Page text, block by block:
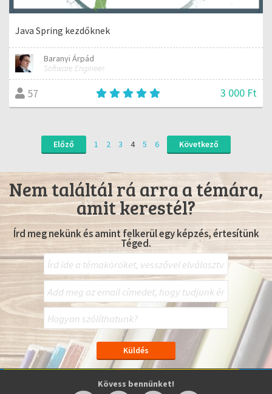
Java Spring kezdőknek
Baranyi Árpád
Software Engineer
57 3 000 Ft
Előző 1 2 3 4 5 6 Következő
Nem találtál rá arra a témára,
amit kerestél?
Írd meg nekünk és amint felkerül egy képzés, értesítünk
Téged.
Kövess bennünket!